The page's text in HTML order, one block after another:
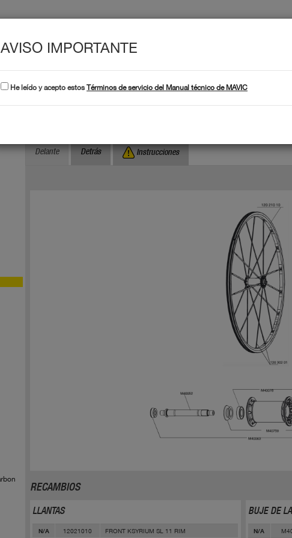
TÉCNICOS
Búsqueda por número de serie : ¿Dónde
Delante Detrás Instrucciones
RECAMBIOS
LLANTAS
N/A 12021010 FRONT KSYRIUM SL 11 RIM
BUJE DE
N/A
AVISO IMPORTANTE
He leído y acepto estos Términos de servicio del Manual técnico de MAVIC